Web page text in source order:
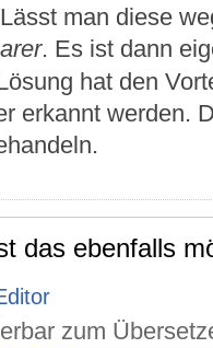
man diese
. Es ist dann
hat den
erkannt werden.
das ebenfalls
zum